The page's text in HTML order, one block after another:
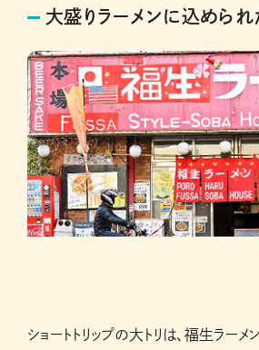
大盛りラーメンに込めら
ショートトリップの大トリは、福生ラーメ